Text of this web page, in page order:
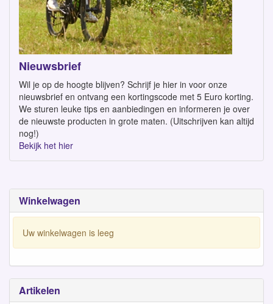
Winkelwagen
Uw winkelwagen is leeg
Artikelen
Nieuwsbrief
Wil je op de hoogte blijven? Schrijf je hier in voor onze
nieuwsbrief en ontvang een kortingscode met 5 Euro korting.
We sturen leuke tips en aanbiedingen en informeren je over
de nieuwste producten in grote maten. (Uitschrijven kan altijd
nog!)
Bekijk het hier